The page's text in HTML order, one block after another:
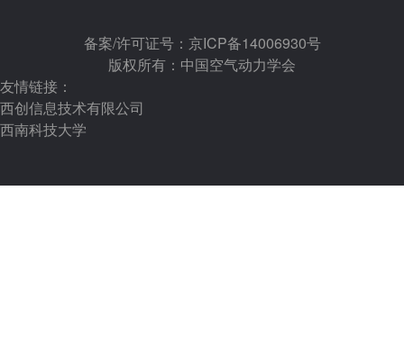
备案/许可证号：京ICP备14006930号
版权所有：中国空气动力学会
友情链接：
西创信息技术有限公司
西南科技大学